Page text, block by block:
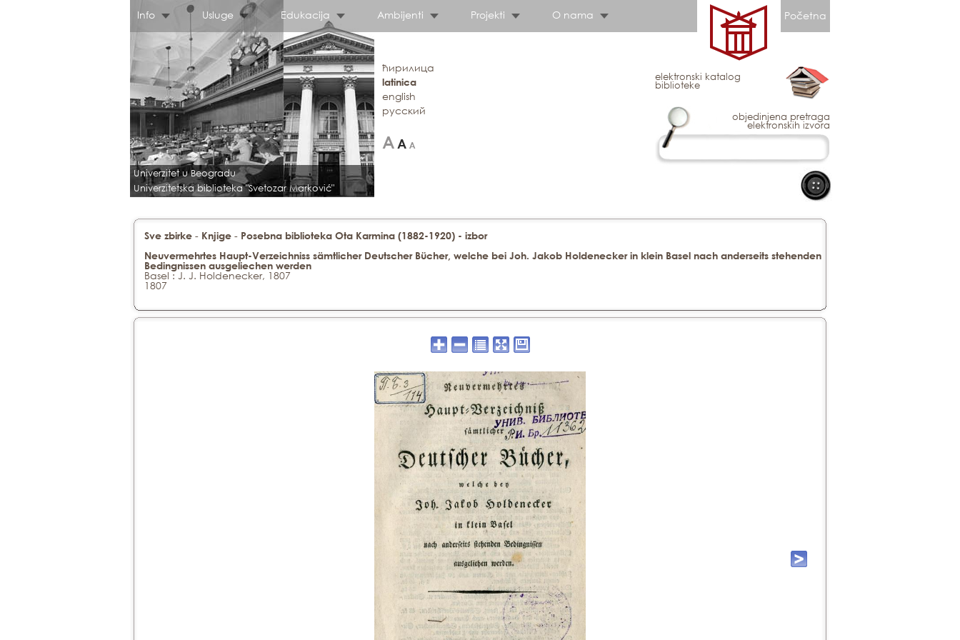
Info Usluge Edukacija Ambijenti Projekti O nama Početna
Univerzitet u Beogradu
Univerzitetska biblioteka "Svetozar Marković"
ћирилица
latinica
english
русский
elektronski katalog
biblioteke
objedinjena pretraga
elektronskih izvora
Sve zbirke - Knjige - Posebna biblioteka Ota Karmina (1882-1920) - izbor
Neuvermehrtes Haupt-Verzeichniss sämtlicher Deutscher Bücher, welche bei Joh. Jakob Holdenecker in klein Basel nach anderseits stehenden
Bedingnissen ausgeliechen werden
Basel : J. J. Holdenecker, 1807
1807